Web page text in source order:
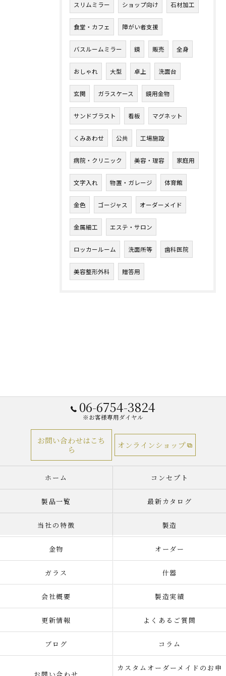
スリムミラー ショップ向け 石材加工
食堂・カフェ 障がい者支援
バスルームミラー 鏡 販売 全身
おしゃれ 大型 卓上 洗面台
玄関 ガラスケース 鏡用金物
サンドブラスト 看板 マグネット
くみあわせ 公共 工場施設
病院・クリニック 美容・理容 家庭用
文字入れ 物置・ガレージ 体育館
金色 ゴージャス オーダーメイド
金属細工 エステ・サロン
ロッカールーム 洗面所等 歯科医院
美容整形外科 贈答用
06-6754-3824
※お客様専用ダイヤル
お問い合わせはこち
ら
オンラインショップ
ホーム コンセプト
製品一覧 最新カタログ
当社の特徴 製造
金物 オーダー
ガラス 什器
会社概要 製造実績
更新情報 よくあるご質問
ブログ コラム
お問い合わせ
カスタムオーダーメイドのお申